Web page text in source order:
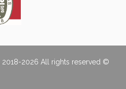
2018-2026 All rights reserved ©